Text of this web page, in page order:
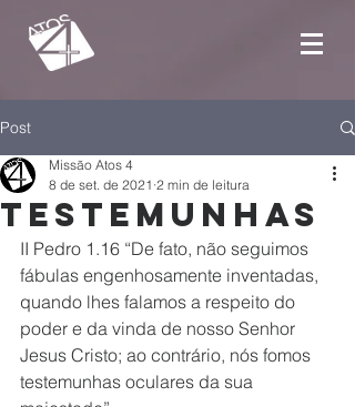
Post
Testemunhas
Missão Atos 4
8 de set. de 2021 2 min de leitura
II Pedro 1.16 “De fato, não seguimos
fábulas engenhosamente inventadas,
quando lhes falamos a respeito do
poder e da vinda de nosso Senhor
Jesus Cristo; ao contrário, nós fomos
testemunhas oculares da sua